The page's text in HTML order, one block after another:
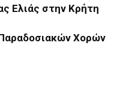
Ελιάς στην Κρήτη
Χορών